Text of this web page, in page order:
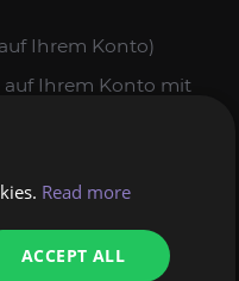
Ihrem Konto)
auf Ihrem Konto mit
verteilt.
Read more
ACCEPT ALL